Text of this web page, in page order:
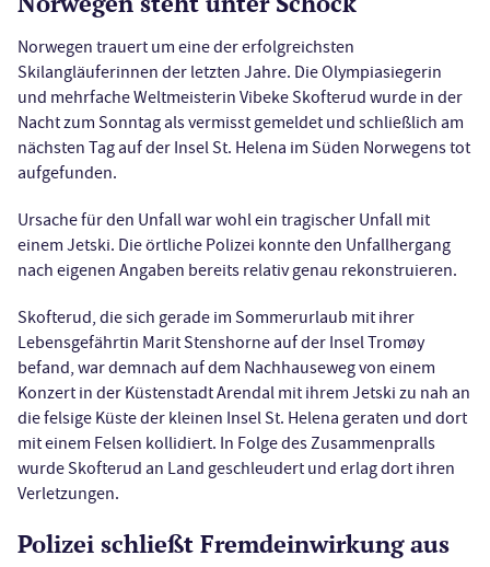
Norwegen trauert um eine der erfolgreichsten
Skilangläuferinnen der letzten Jahre. Die Olympiasiegerin
und mehrfache Weltmeisterin Vibeke Skofterud wurde in der
Nacht zum Sonntag als vermisst gemeldet und schließlich am
nächsten Tag auf der Insel St. Helena im Süden Norwegens tot
aufgefunden.
Ursache für den Unfall war wohl ein tragischer Unfall mit
einem Jetski. Die örtliche Polizei konnte den Unfallhergang
nach eigenen Angaben bereits relativ genau rekonstruieren.
Skofterud, die sich gerade im Sommerurlaub mit ihrer
Lebensgefährtin Marit Stenshorne auf der Insel Tromøy
befand, war demnach auf dem Nachhauseweg von einem
Konzert in der Küstenstadt Arendal mit ihrem Jetski zu nah an
die felsige Küste der kleinen Insel St. Helena geraten und dort
mit einem Felsen kollidiert. In Folge des Zusammenpralls
wurde Skofterud an Land geschleudert und erlag dort ihren
Verletzungen.
Polizei schließt Fremdeinwirkung aus